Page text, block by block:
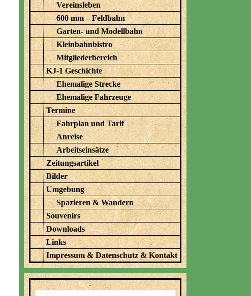
Vereinsleben
600 mm – Feldbahn
Garten- und Modellbahn
Kleinbahnbistro
Mitgliederbereich
KJ-1 Geschichte
Ehemalige Strecke
Ehemalige Fahrzeuge
Termine
Fahrplan und Tarif
Anreise
Arbeitseinsätze
Zeitungsartikel
Bilder
Umgebung
Spazieren & Wandern
Souvenirs
Downloads
Links
Impressum & Datenschutz & Kontakt